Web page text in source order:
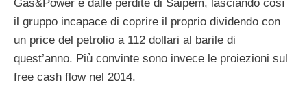
Gas&Power e dalle perdite di Saipem, lasciando così
il gruppo incapace di coprire il proprio dividendo con
un price del petrolio a 112 dollari al barile di
quest’anno. Più convinte sono invece le proiezioni sul
free cash flow nel 2014.